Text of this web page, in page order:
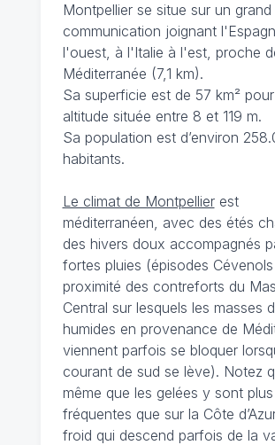
Montpellier se situe sur un
communication joignant
l'ouest, à l'Italie à l'est, proche
Méditerranée (7,1 km).
Sa superficie est de 57 km²
altitude située entre 8 et 119 m.
Sa population est d’environ
habitants.
Le climat de Montpellierest
méditerranéen, avec des étés
des hivers doux accompagnés
fortes pluies (épisodes
proximité des contreforts du
Central sur lesquels les masses
humides en provenance de
viennent parfois se bloquer
courant de sud se lève). Notez
même que les gelées y sont plus
fréquentes que sur la Côte
froid qui descend parfois de la